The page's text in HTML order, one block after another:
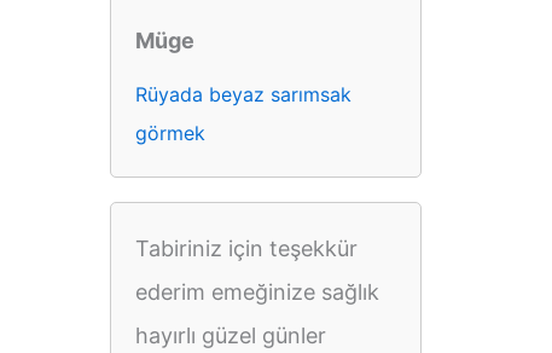
Müge
Rüyada beyaz sarımsak
görmek
Tabiriniz için teşekkür
ederim emeğinize sağlık
hayırlı güzel günler